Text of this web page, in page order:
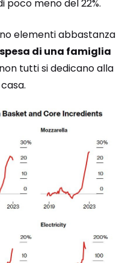
poco meno del 22%.
elementi abbastanza
di una famiglia
tutti si dedicano alla